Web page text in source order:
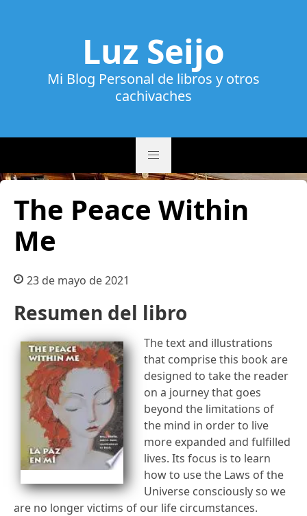
Luz Seijo
Mi Blog Personal de libros y otros
cachivaches
The Peace Within
Me
23 de mayo de 2021
Resumen del libro
The text and illustrations
that comprise this book are
designed to take the reader
on a journey that goes
beyond the limitations of
the mind in order to live
more expanded and fulfilled
lives. Its focus is to learn
how to use the Laws of the
Universe consciously so we
are no longer victims of our life circumstances.